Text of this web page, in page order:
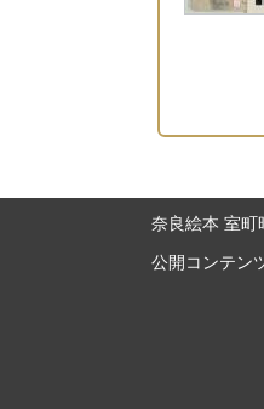
奈良絵本 室町
公開コンテン